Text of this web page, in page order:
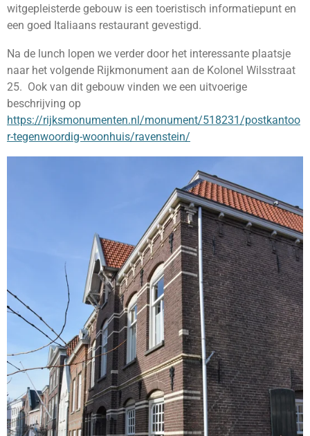
witgepleisterde gebouw is een toeristisch informatiepunt en
een goed Italiaans restaurant gevestigd.
Na de lunch lopen we verder door het interessante plaatsje
naar het volgende Rijkmonument aan de Kolonel Wilsstraat
25. Ook van dit gebouw vinden we een uitvoerige
beschrijving op
https://rijksmonumenten.nl/monument/518231/postkantoo
r-tegenwoordig-woonhuis/ravenstein/